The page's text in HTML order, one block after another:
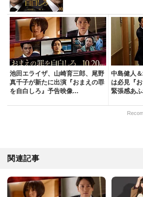
池田エライザ、山崎育三郎、尾野
真千子が新たに出演『おまえの罪
を自白しろ』予告映像...
中島健人
は必見『
緊張感あ
関連記事